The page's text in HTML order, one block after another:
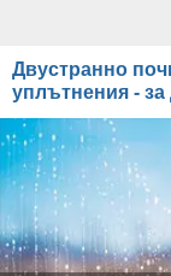
Двустранно
уплътнения -